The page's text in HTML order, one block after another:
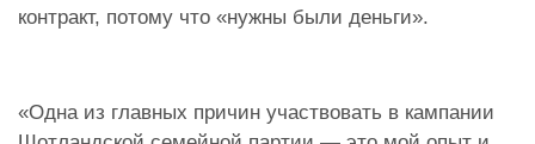
контракт, потому что «нужны были деньги».
«Одна из главных причин участвовать в кампании